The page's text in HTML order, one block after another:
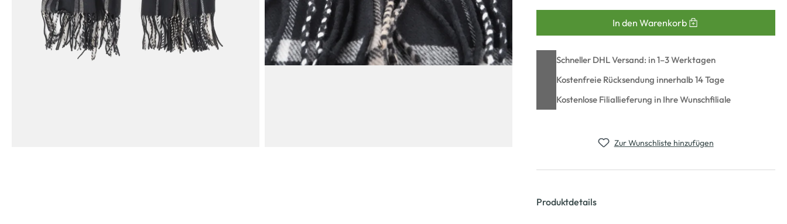
In den Warenkorb
Schneller DHL Versand: in 1–3 Werktagen
Kostenfreie Rücksendung innerhalb 14 Tage
Kostenlose Filiallieferung in Ihre Wunschfiliale
Zur Wunschliste hinzufügen
Produktdetails